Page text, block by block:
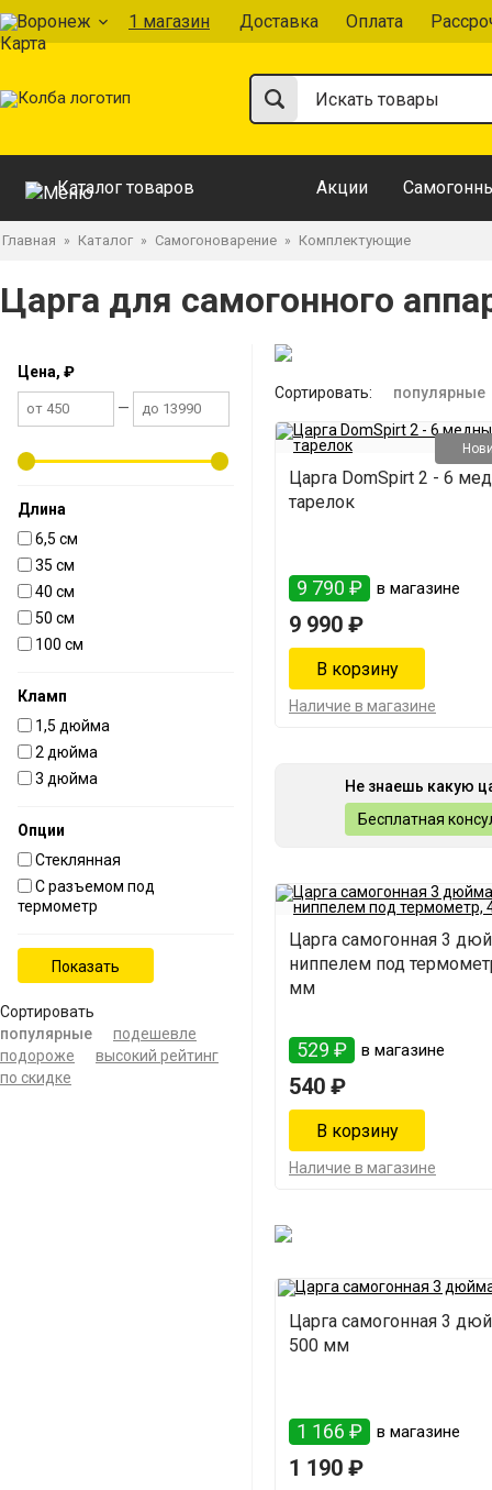
Воронеж 1 магазин Доставка Оплата
Каталог товаров Акции
Главная » Каталог » Самогоноварение » Комплектующие
Царга для самогонного
Цена, ₽
—
Длина
6,5 см
35 см
40 см
50 см
100 см
Кламп
1,5 дюйма
2 дюйма
3 дюйма
Опции
Стеклянная
С разъемом под
термометр
Сортировать
популярные
подешевле
подороже
высокий рейтинг
по скидке
Сортировать: популярные
Царга DomSpirt 2 - 6
тарелок
9 790 ₽ в магазине
9 990 ₽
Наличие в магазине
Не знаешь какую
Бесплатная
Царга самогонная 3
ниппелем под
мм
529 ₽ в магазине
540 ₽
Наличие в магазине
Царга самогонная 3
500 мм
1 166 ₽ в магазине
1 190 ₽